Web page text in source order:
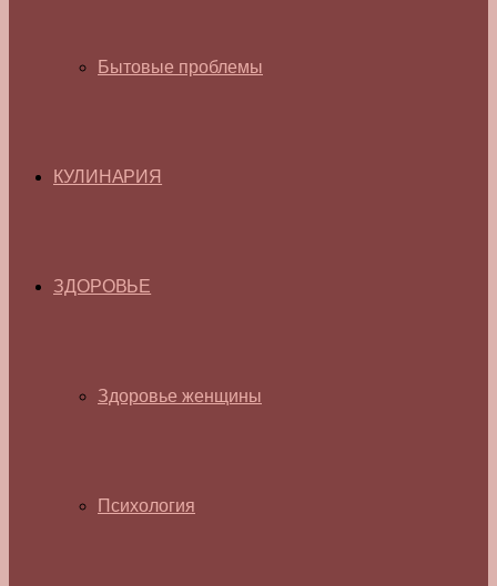
Бытовые проблемы
КУЛИНАРИЯ
ЗДОРОВЬЕ
Здоровье женщины
Психология